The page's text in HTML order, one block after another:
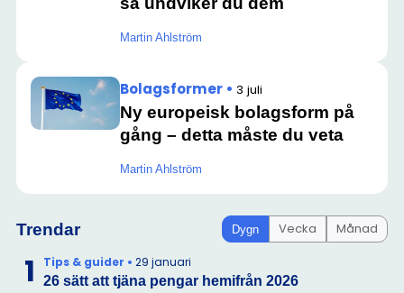
Martin Ahlström
Bolagsformer • 3 juli
Ny europeisk bolagsform på
gång – detta måste du veta
Martin Ahlström
Trendar Dygn Vecka Månad
1 Tips & guider • 29 januari
26 sätt att tjäna pengar hemifrån 2026